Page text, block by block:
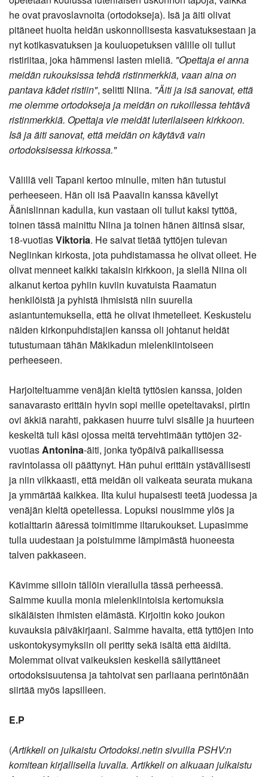
he ovat pravoslavnoita (ortodokseja). Isä ja äiti olivat
pitäneet huolta heidän uskonnollisesta kasvatuksestaan ja
nyt kotikasvatuksen ja kouluopetuksen välille oli tullut
ristiriitaa, joka hämmensi lasten mieliä. "Opettaja ei anna
meidän rukouksissa tehdä ristinmerkkiä, vaan aina on
pantava kädet ristiin", selitti Niina. "Äiti ja isä sanovat, että
me olemme ortodokseja ja meidän on rukoillessa tehtävä
ristinmerkkiä. Opettaja vie meidät luterilaiseen kirkkoon.
Isä ja äiti sanovat, että meidän on käytävä vain
ortodoksisessa kirkossa."
Välillä veli Tapani kertoo minulle, miten hän tutustui
perheeseen. Hän oli isä Paavalin kanssa kävellyt
Äänislinnan kadulla, kun vastaan oli tullut kaksi tyttöä,
toinen tässä mainittu Niina ja toinen hänen äitinsä sisar,
18-vuotiasViktoria. He saivat tietää tyttöjen tulevan
Neglinkan kirkosta, jota puhdistamassa he olivat olleet. He
olivat menneet kaikki takaisin kirkkoon, ja siellä Niina oli
alkanut kertoa pyhiin kuviin kuvatuista Raamatun
henkilöistä ja pyhistä ihmisistä niin suurella
asiantuntemuksella, että he olivat ihmetelleet. Keskustelu
näiden kirkonpuhdistajien kanssa oli johtanut heidät
tutustumaan tähän Mäkikadun mielenkiintoiseen
perheeseen.
Harjoiteltuamme venäjän kieltä tyttösien kanssa, joiden
sanavarasto erittäin hyvin sopi meille opeteltavaksi, pirtin
ovi äkkiä narahti, pakkasen huurre tulvi sisälle ja huurteen
keskeltä tuli käsi ojossa meitä tervehtimään tyttöjen 32-
vuotiasAntonina-äiti, jonka työpäivä paikallisessa
ravintolassa oli päättynyt. Hän puhui erittäin ystävällisesti
ja niin vilkkaasti, että meidän oli vaikeata seurata mukana
ja ymmärtää kaikkea. Ilta kului hupaisesti teetä juodessa ja
venäjän kieltä opetellessa. Lopuksi nousimme ylös ja
kotialttarin ääressä toimitimme iltarukoukset. Lupasimme
tulla uudestaan ja poistuimme lämpimästä huoneesta
talven pakkaseen.
Kävimme silloin tällöin vierailulla tässä perheessä.
Saimme kuulla monia mielenkiintoisia kertomuksia
sikäläisten ihmisten elämästä. Kirjoitin koko joukon
kuvauksia päiväkirjaani. Saimme havaita, että tyttöjen into
uskontokysymyksiin oli peritty sekä isältä että äidiltä.
Molemmat olivat vaikeuksien keskellä säilyttäneet
ortodoksisuutensa ja tahtoivat sen parliaana perintönään
siirtää myös lapsilleen.
E.P
(Artikkeli on julkaistu Ortodoksi.netin sivuilla PSHV:n
komitean kirjallisella luvalla. Artikkeli on alkuaan julkaistu